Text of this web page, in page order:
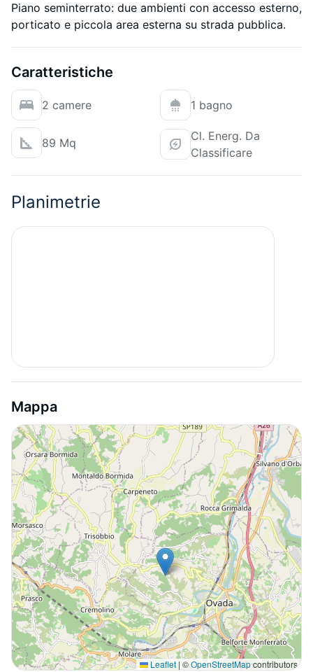
Piano seminterrato: due ambienti con accesso esterno,
porticato e piccola area esterna su strada pubblica.
Caratteristiche
2 camere 1 bagno
89 Mq
Cl. Energ. Da
Classificare
Planimetrie
Mappa
Leaflet | ©OpenStreetMapcontributors